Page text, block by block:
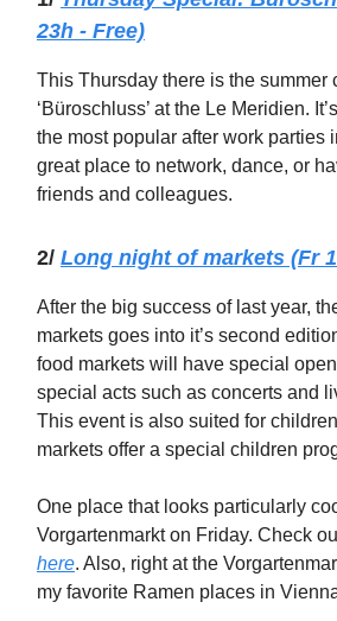
23h - Free)
This Thursday there is the summer
‘Büroschluss’ at the Le Meridien.
the most popular after work parties
great place to network, dance, or
friends and colleagues.
2/ Long night of markets (Fr
After the big success of last year,
markets goes into it’s second
food markets will have special
special acts such as concerts and
This event is also suited for
markets offer a special children
One place that looks particularly
Vorgartenmarkt on Friday. Check
here. Also, right at the
my favorite Ramen places in